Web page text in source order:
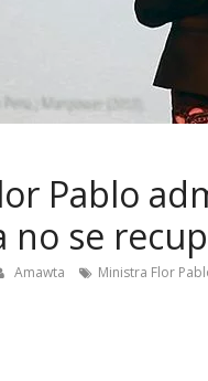
Pablo
no se
Amawta Ministra Flor